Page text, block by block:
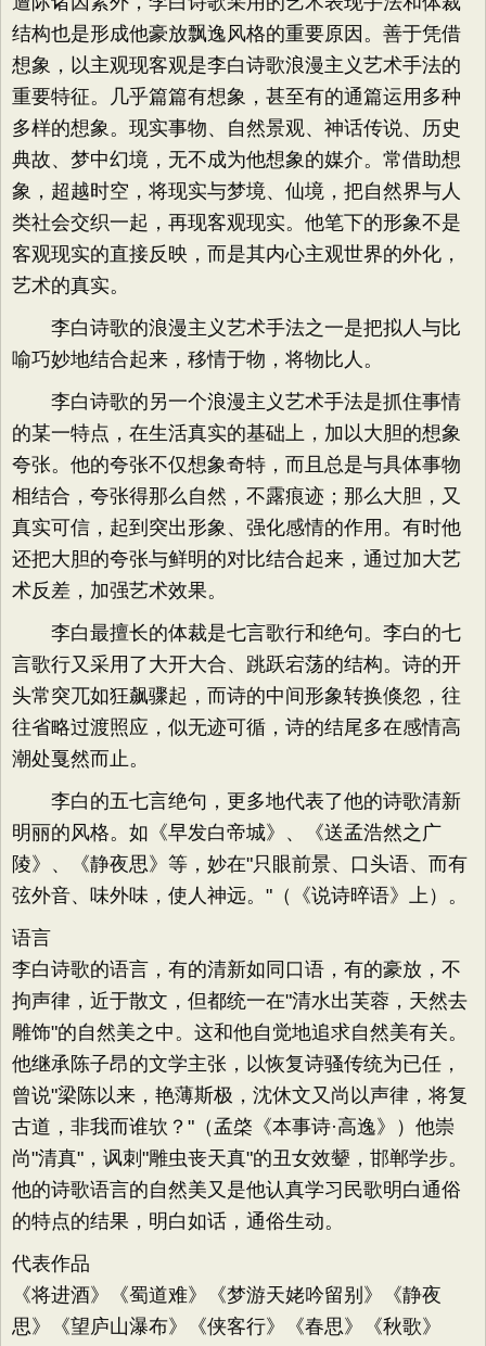
结构也是形成他豪放飘逸风格的重要原因。善于凭借
想象，以主观现客观是李白诗歌浪漫主义艺术手法的
重要特征。几乎篇篇有想象，甚至有的通篇运用多种
多样的想象。现实事物、自然景观、神话传说、历史
典故、梦中幻境，无不成为他想象的媒介。常借助想
象，超越时空，将现实与梦境、仙境，把自然界与人
类社会交织一起，再现客观现实。他笔下的形象不是
客观现实的直接反映，而是其内心主观世界的外化，
艺术的真实。
李白诗歌的浪漫主义艺术手法之一是把拟人与比
喻巧妙地结合起来，移情于物，将物比人。
李白诗歌的另一个浪漫主义艺术手法是抓住事情
的某一特点，在生活真实的基础上，加以大胆的想象
夸张。他的夸张不仅想象奇特，而且总是与具体事物
相结合，夸张得那么自然，不露痕迹；那么大胆，又
真实可信，起到突出形象、强化感情的作用。有时他
还把大胆的夸张与鲜明的对比结合起来，通过加大艺
术反差，加强艺术效果。
李白最擅长的体裁是七言歌行和绝句。李白的七
言歌行又采用了大开大合、跳跃宕荡的结构。诗的开
头常突兀如狂飙骤起，而诗的中间形象转换倏忽，往
往省略过渡照应，似无迹可循，诗的结尾多在感情高
潮处戛然而止。
李白的五七言绝句，更多地代表了他的诗歌清新
明丽的风格。如《早发白帝城》、《送孟浩然之广
陵》、《静夜思》等，妙在"只眼前景、口头语、而有
弦外音、味外味，使人神远。"（《说诗晬语》上）。
语言
李白诗歌的语言，有的清新如同口语，有的豪放，不
拘声律，近于散文，但都统一在"清水出芙蓉，天然去
雕饰"的自然美之中。这和他自觉地追求自然美有关。
他继承陈子昂的文学主张，以恢复诗骚传统为已任，
曾说"梁陈以来，艳薄斯极，沈休文又尚以声律，将复
古道，非我而谁欤？"（孟棨《本事诗·高逸》）他崇
尚"清真"，讽刺"雕虫丧天真"的丑女效颦，邯郸学步。
他的诗歌语言的自然美又是他认真学习民歌明白通俗
的特点的结果，明白如话，通俗生动。
代表作品
《将进酒》《蜀道难》《梦游天姥吟留别》《静夜
思》《望庐山瀑布》《侠客行》《春思》《秋歌》